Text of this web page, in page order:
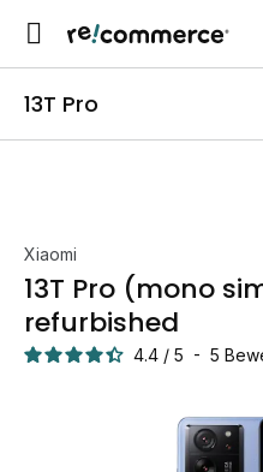
13T Pro
Xiaomi
13T Pro (mono
refurbished
4.4 / 5 - 5